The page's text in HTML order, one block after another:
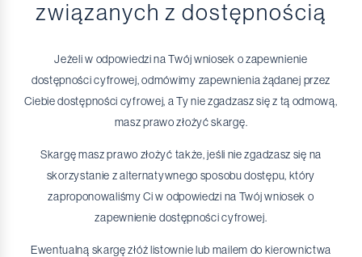
związanych z dostępnością
Jeżeli w odpowiedzi na Twój wniosek o zapewnienie
dostępności cyfrowej, odmówimy zapewnienia żądanej przez
Ciebie dostępności cyfrowej, a Ty nie zgadzasz się z tą odmową,
masz prawo złożyć skargę.
Skargę masz prawo złożyć także, jeśli nie zgadzasz się na
skorzystanie z alternatywnego sposobu dostępu, który
zaproponowaliśmy Ci w odpowiedzi na Twój wniosek o
zapewnienie dostępności cyfrowej.
Ewentualną skargę złóż listownie lub mailem do kierownictwa